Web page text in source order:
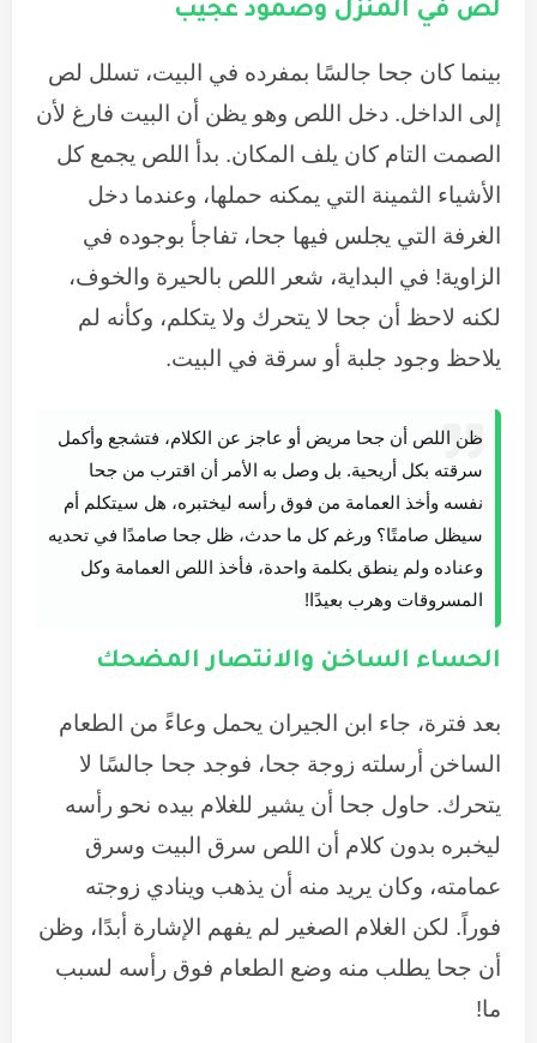
لص في المنزل وصمود عجيب
بينما كان جحا جالسًا بمفرده في البيت، تسلل لص
إلى الداخل. دخل اللص وهو يظن أن البيت فارغ لأن
الصمت التام كان يلف المكان. بدأ اللص يجمع كل
الأشياء الثمينة التي يمكنه حملها، وعندما دخل
الغرفة التي يجلس فيها جحا، تفاجأ بوجوده في
الزاوية! في البداية، شعر اللص بالحيرة والخوف،
لكنه لاحظ أن جحا لا يتحرك ولا يتكلم، وكأنه لم
يلاحظ وجود جلبة أو سرقة في البيت.
ظن اللص أن جحا مريض أو عاجز عن الكلام، فتشجع وأكمل
سرقته بكل أريحية. بل وصل به الأمر أن اقترب من جحا
نفسه وأخذ العمامة من فوق رأسه ليختبره، هل سيتكلم أم
سيظل صامتًا؟ ورغم كل ما حدث، ظل جحا صامدًا في تحديه
وعناده ولم ينطق بكلمة واحدة، فأخذ اللص العمامة وكل
المسروقات وهرب بعيدًا!
الحساء الساخن والانتصار المضحك
بعد فترة، جاء ابن الجيران يحمل وعاءً من الطعام
الساخن أرسلته زوجة جحا، فوجد جحا جالسًا لا
يتحرك. حاول جحا أن يشير للغلام بيده نحو رأسه
ليخبره بدون كلام أن اللص سرق البيت وسرق
عمامته، وكان يريد منه أن يذهب وينادي زوجته
فوراً. لكن الغلام الصغير لم يفهم الإشارة أبدًا، وظن
أن جحا يطلب منه وضع الطعام فوق رأسه لسبب
ما!